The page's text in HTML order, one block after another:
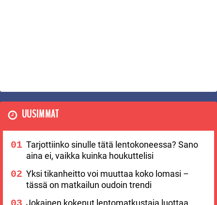
UUSIMMAT
Tarjottiinko sinulle tätä lentokoneessa? Sano
aina ei, vaikka kuinka houkuttelisi
Yksi tikanheitto voi muuttaa koko lomasi –
tässä on matkailun oudoin trendi
Jokainen kokenut lentomatkustaja luottaa